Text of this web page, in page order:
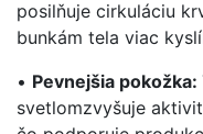
posilňuje cirkuláciu
bunkám tela viac
• Pevnejšia pokožka:
svetlomzvyšuje